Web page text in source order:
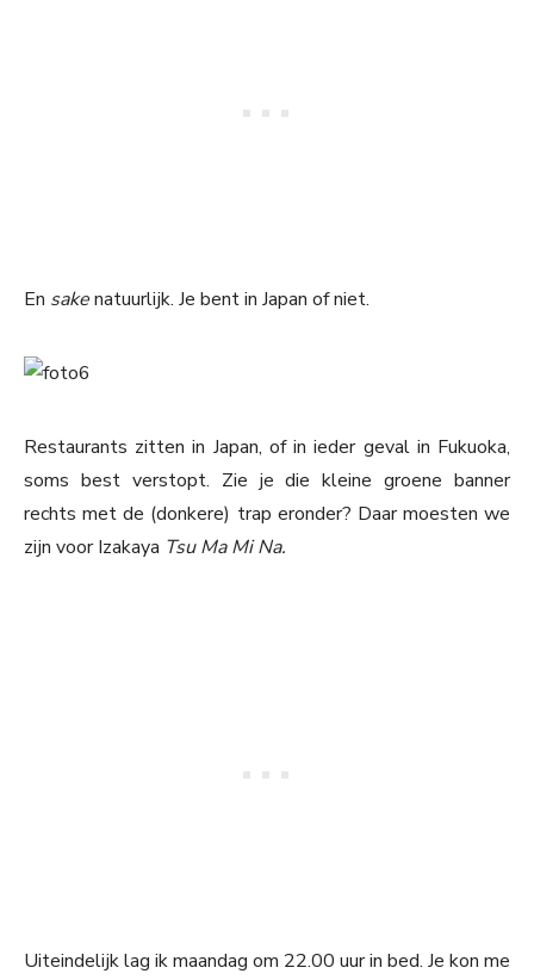
En sakenatuurlijk. Je bent in Japan of niet.
Restaurants zitten in Japan, of in ieder geval in Fukuoka,
soms best verstopt. Zie je die kleine groene banner
rechts met de (donkere) trap eronder? Daar moesten we
zijn voor Izakaya Tsu Ma Mi Na.
Uiteindelijk lag ik maandag om 22.00 uur in bed. Je kon me